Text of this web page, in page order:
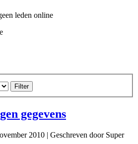
leden online
Filter
gegevens
2010 | Geschreven door Super